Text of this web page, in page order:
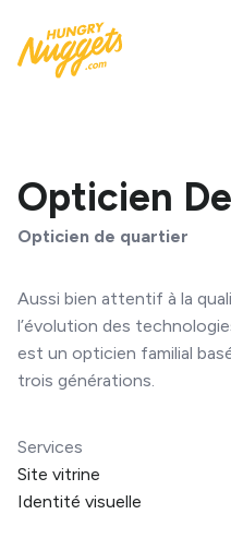
Opticien
Opticien de quartier
Aussi bien attentif à la
l’évolution des
est un opticien familial
trois générations.
Services
Site vitrine
Identité visuelle